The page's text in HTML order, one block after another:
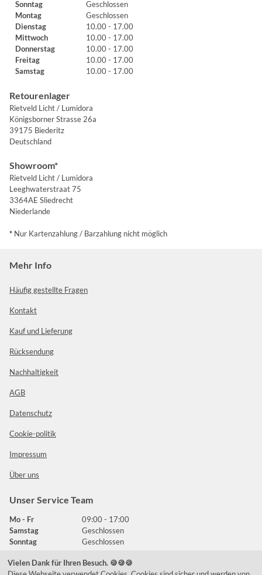
Sonntag
Geschlossen
Montag
Geschlossen
Dienstag
10.00 - 17.00
Mittwoch
10.00 - 17.00
Donnerstag
10.00 - 17.00
Freitag
10.00 - 17.00
Samstag
10.00 - 17.00
Retourenlager
Rietveld Licht / Lumidora
Königsborner Strasse 26a
39175 Biederitz
Deutschland
Showroom*
Rietveld Licht / Lumidora
Leeghwaterstraat 75
3364AE Sliedrecht
Niederlande
* Nur Kartenzahlung / Barzahlung nicht möglich
Mehr Info
Häufig gestellte Fragen
Kontakt
Kauf und Lieferung
Rücksendung
Nachhaltigkeit
AGB
Datenschutz
Cookie-politik
Impressum
Über uns
Unser Service Team
Mo - Fr
09:00 - 17:00
Samstag
Geschlossen
Sonntag
Geschlossen
Vielen Dank für Ihren Besuch. 🍪🍪🍪